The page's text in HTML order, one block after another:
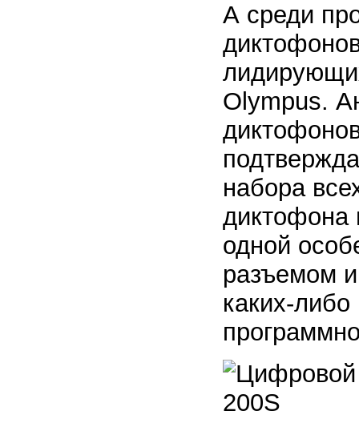
А среди
Olympus.
набора
диктофона
одной
разъемом
каких-